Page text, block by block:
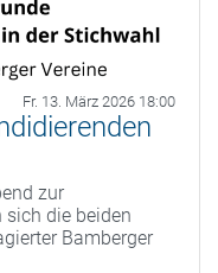
Fr. 13. März 2026 18:00
zur
sich die beiden
Bamberger